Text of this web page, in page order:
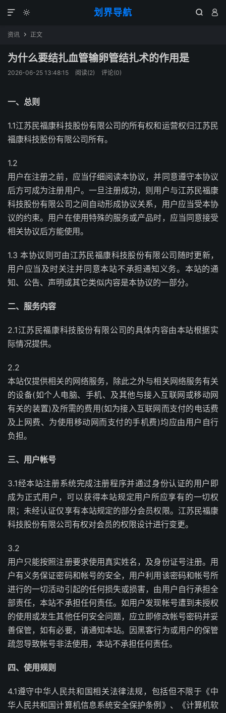
划界导航
  

资讯  正文
为什么要结扎血管输卵管结扎术的作用是
2026-06-25 13:48:15 阅读(2) 评论(0)
一、总则
1.1江苏民福康科技股份有限公司的所有权和运营权归江苏民
福康科技股份有限公司所有。
1.2
用户在注册之前，应当仔细阅读本协议，并同意遵守本协议
后方可成为注册用户。一旦注册成功，则用户与江苏民福康
科技股份有限公司之间自动形成协议关系，用户应当受本协
议的约束。用户在使用特殊的服务或产品时，应当同意接受
相关协议后方能使用。
1.3 本协议则可由江苏民福康科技股份有限公司随时更新，
用户应当及时关注并同意本站不承担通知义务。本站的通
知、公告、声明或其它类似内容是本协议的一部分。
二、服务内容
2.1江苏民福康科技股份有限公司的具体内容由本站根据实
际情况提供。
2.2
本站仅提供相关的网络服务，除此之外与相关网络服务有关
的设备(如个人电脑、手机、及其他与接入互联网或移动网
有关的装置)及所需的费用(如为接入互联网而支付的电话费
及上网费、为使用移动网而支付的手机费)均应由用户自行
负担。
三、用户帐号
3.1经本站注册系统完成注册程序并通过身份认证的用户即
成为正式用户，可以获得本站规定用户所应享有的一切权
限；未经认证仅享有本站规定的部分会员权限。江苏民福康
科技股份有限公司有权对会员的权限设计进行变更。
3.2
用户只能按照注册要求使用真实姓名，及身份证号注册。用
户有义务保证密码和帐号的安全，用户利用该密码和帐号所
进行的一切活动引起的任何损失或损害，由用户自行承担全
部责任，本站不承担任何责任。如用户发现帐号遭到未授权
的使用或发生其他任何安全问题，应立即修改帐号密码并妥
善保管，如有必要，请通知本站。因黑客行为或用户的保管
疏忽导致帐号非法使用，本站不承担任何责任。
四、使用规则
4.1遵守中华人民共和国相关法律法规，包括但不限于《中
华人民共和国计算机信息系统安全保护条例》、《计算机软